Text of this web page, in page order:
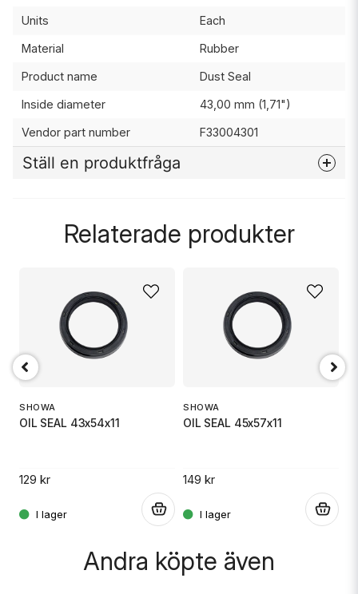
Units Each
Material Rubber
Product name Dust Seal
Inside diameter 43,00 mm (1,71")
Vendor part number F33004301
Ställ en produktfråga
Mejladress
Ja, ni får publicera min fråga
Skicka fråga
Relaterade produkter
SHOWA
OIL SEAL 43x54x11
129 kr
SHOWA
OIL SEAL 45x57x11
149 kr
Andra köpte även